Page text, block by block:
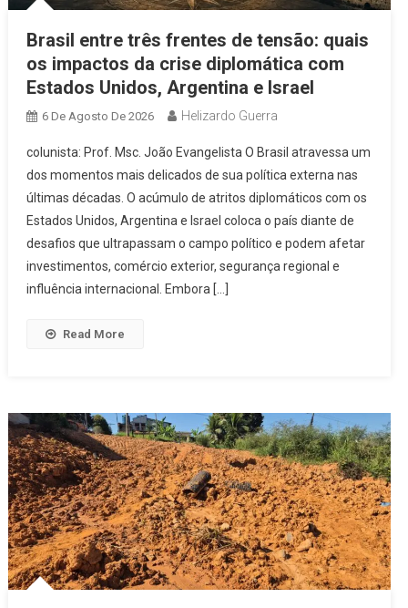
Brasil entre três frentes de tensão: quais
os impactos da crise diplomática com
Estados Unidos, Argentina e Israel
6 De Agosto De 2026 Helizardo Guerra
colunista: Prof. Msc. João Evangelista O Brasil atravessa um
dos momentos mais delicados de sua política externa nas
últimas décadas. O acúmulo de atritos diplomáticos com os
Estados Unidos, Argentina e Israel coloca o país diante de
desafios que ultrapassam o campo político e podem afetar
investimentos, comércio exterior, segurança regional e
influência internacional. Embora […]
Read More